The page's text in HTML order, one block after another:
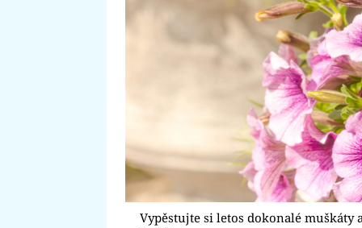
Vypěstujte si letos dokonalé muškáty